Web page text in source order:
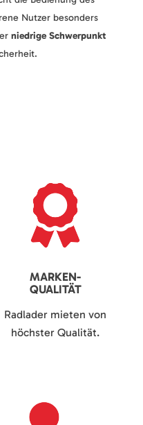
Nutzer besonders
niedrige Schwerpunkt
MARKEN-
QUALITÄT
Radlader mieten von
höchster Qualität.